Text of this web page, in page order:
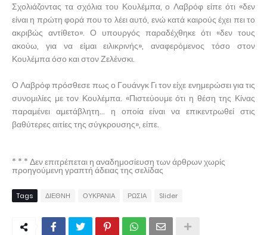
Σχολιάζοντας τα σχόλια του Κουλέμπα, ο Λαβρόφ είπε ότι «δεν
είναι η πρώτη φορά που το λέει αυτό, ενώ κατά καιρούς έχει πει το
ακριβώς αντίθετο». Ο υπουργός παραδέχθηκε ότι «δεν τους
ακούω, για να είμαι ειλικρινής», αναφερόμενος τόσο στον
Κουλέμπα όσο και στον Ζελένσκι.
Ο Λαβρόφ πρόσθεσε πως ο Γουάνγκ Γι τον είχε ενημερώσει για τις
συνομιλίες με τον Κουλέμπα. «Πιστεύουμε ότι η θέση της Κίνας
παραμένει αμετάβλητη... η οποία είναι να επικεντρωθεί στις
βαθύτερες αιτίες της σύγκρουσης», είπε.
* * * Δεν επιτρέπεται η αναδημοσίευση των άρθρων χωρίς
προηγούμενη γραπτή άδειας της σελίδας
Tags ΔΙΕΘΝΗ ΟΥΚΡΑΝΙΑ ΡΩΣΙΑ Slider